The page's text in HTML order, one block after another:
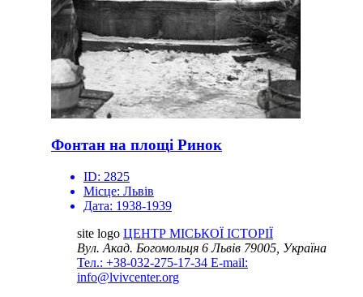
Фонтан на площі Ринок
ID: 2825
Місце: Львів
Дата: 1938-1939
site logo ЦЕНТР МІСЬКОЇ ІСТОРІЇ
Вул. Акад. Богомольця 6Львів 79005, Україна
Тел.: +38-032-275-17-34 E-mail:
info@lvivcenter.org